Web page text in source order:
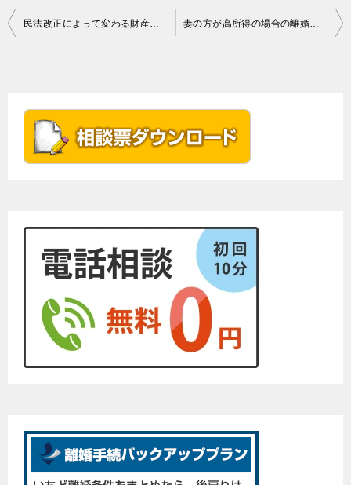
投
民法改正によって変わる財産分与 妻の方が高所得の場合の離婚事件の進め方